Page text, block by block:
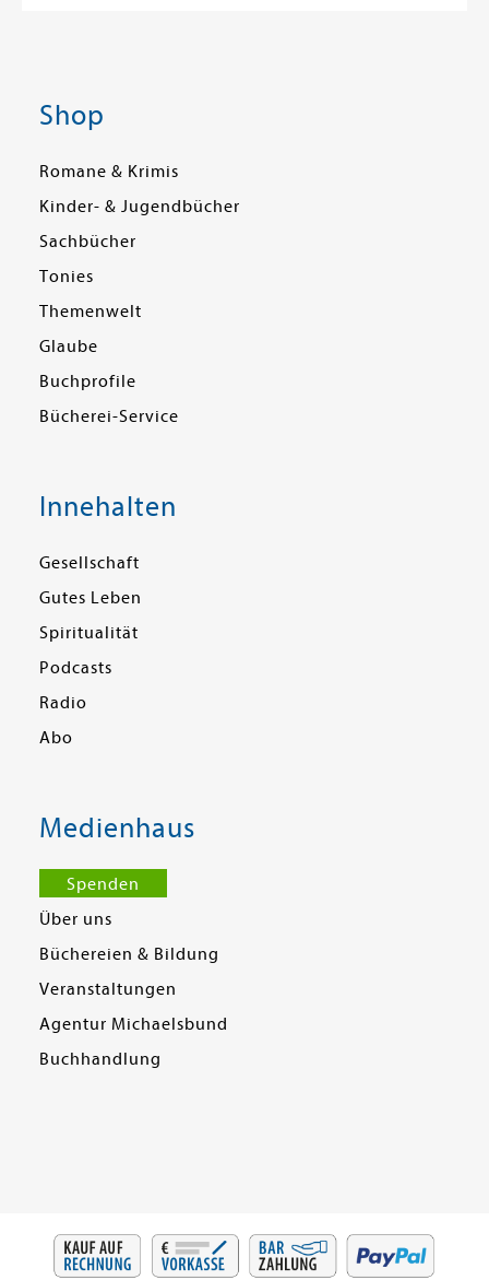
Shop
Romane & Krimis
Kinder- & Jugendbücher
Sachbücher
Tonies
Themenwelt
Glaube
Buchprofile
Bücherei-Service
Innehalten
Gesellschaft
Gutes Leben
Spiritualität
Podcasts
Radio
Abo
Medienhaus
Spenden
Über uns
Büchereien & Bildung
Veranstaltungen
Agentur Michaelsbund
Buchhandlung